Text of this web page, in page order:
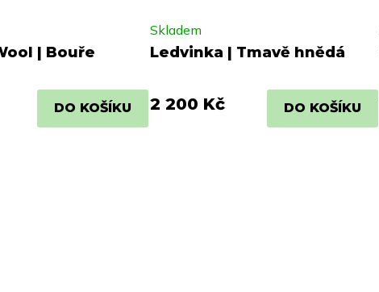
| Bouře
DO KOŠÍKU
Ledvinka | Tmavě hnědá
Skladem
2 200 Kč DO KOŠÍKU